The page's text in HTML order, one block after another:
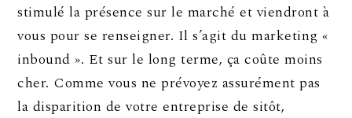
stimulé la présence sur le marché et viendront à
vous pour se renseigner. Il s’agit du marketing «
inbound ». Et sur le long terme, ça coûte moins
cher. Comme vous ne prévoyez assurément pas
la disparition de votre entreprise de sitôt,